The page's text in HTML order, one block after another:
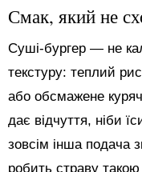
Смак, який не
Суші-бургер — не
текстуру: теплий
або обсмажене
дає відчуття, ніби
зовсім інша подача
робить страву